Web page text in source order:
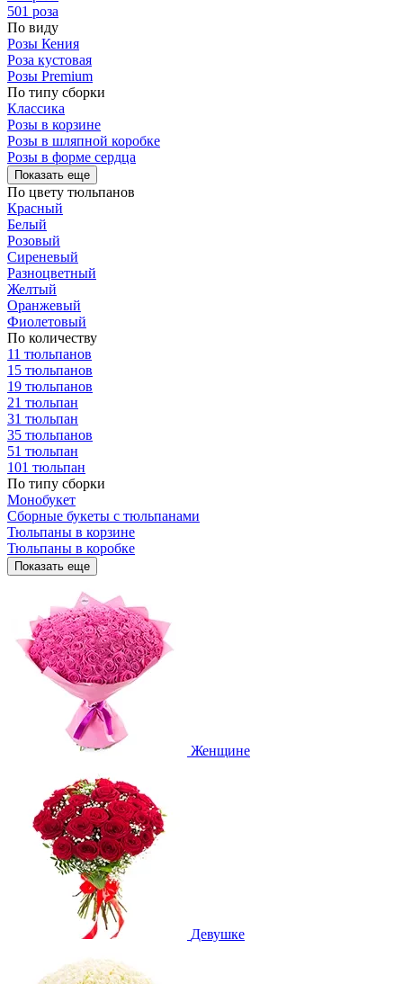
501 роза
По виду
Розы Кения
Роза кустовая
Розы Premium
По типу сборки
Классика
Розы в корзине
Розы в шляпной коробке
Розы в форме сердца
Показать еще
По цвету тюльпанов
Красный
Белый
Розовый
Сиреневый
Разноцветный
Желтый
Оранжевый
Фиолетовый
По количеству
11 тюльпанов
15 тюльпанов
19 тюльпанов
21 тюльпан
31 тюльпан
35 тюльпанов
51 тюльпан
101 тюльпан
По типу сборки
Монобукет
Сборные букеты с тюльпанами
Тюльпаны в корзине
Тюльпаны в коробке
Показать еще
Женщине
Девушке